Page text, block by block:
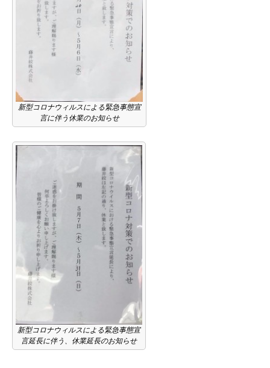
新型コロナウィルスによる緊急事態宣
言に伴う休業のお知らせ
新型コロナウィルスによる緊急事態宣
言延長に伴う、休業延長のお知らせ